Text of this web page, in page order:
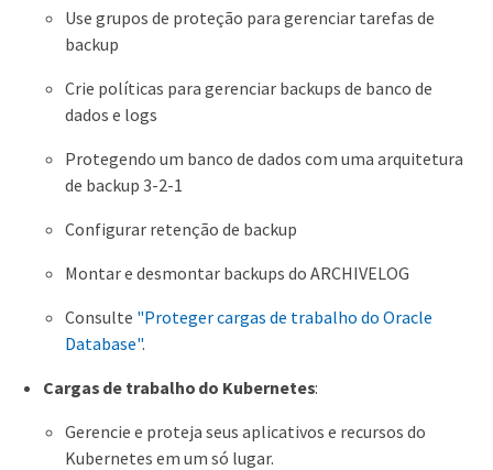
Use grupos de proteção para gerenciar tarefas de
backup
Crie políticas para gerenciar backups de banco de
dados e logs
Protegendo um banco de dados com uma arquitetura
de backup 3-2-1
Configurar retenção de backup
Montar e desmontar backups do ARCHIVELOG
Consulte "Proteger cargas de trabalho do Oracle
Database".
Cargas de trabalho do Kubernetes:
Gerencie e proteja seus aplicativos e recursos do
Kubernetes em um só lugar.